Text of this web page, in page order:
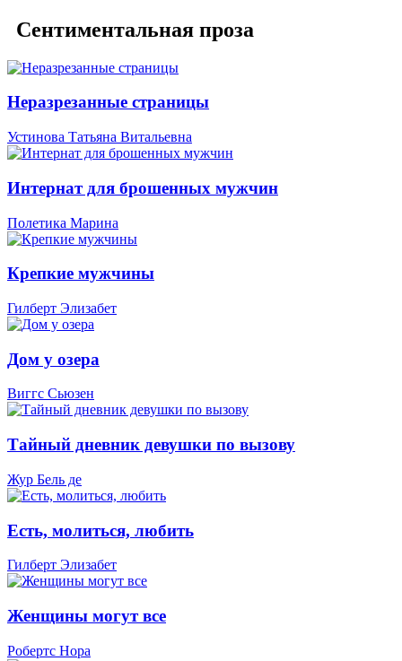
Сентиментальная проза
Неразрезанные страницы
Устинова Татьяна Витальевна
Интернат для брошенных мужчин
Полетика Марина
Крепкие мужчины
Гилберт Элизабет
Дом у озера
Виггс Сьюзен
Тайный дневник девушки по вызову
Жур Бель де
Есть, молиться, любить
Гилберт Элизабет
Женщины могут все
Робертс Нора